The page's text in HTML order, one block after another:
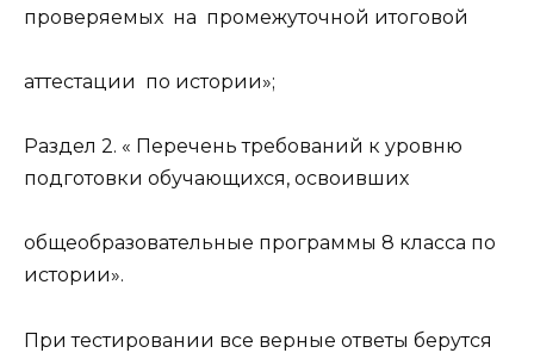
проверяемых на промежуточной итоговой
аттестации по истории»;
Раздел 2. « Перечень требований к уровню
подготовки обучающихся, освоивших
общеобразовательные программы 8 класса по
истории».
При тестировании все верные ответы берутся